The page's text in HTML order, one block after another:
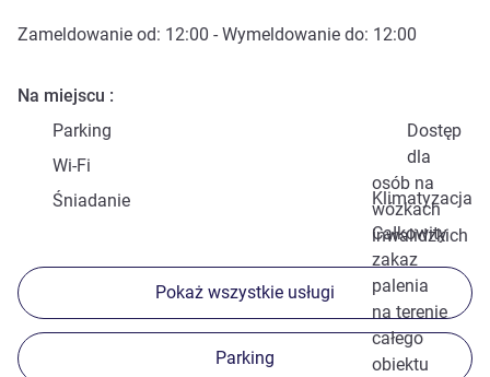
Zameldowanie od: 12:00 - Wymeldowanie do: 12:00
Na miejscu
Parking
Dostęp
dla
osób na
wózkach
inwalidzkich
Wi-Fi
Klimatyzacja
Śniadanie
Całkowity
zakaz
palenia
na terenie
całego
obiektu
Pokaż wszystkie usługi
Parking